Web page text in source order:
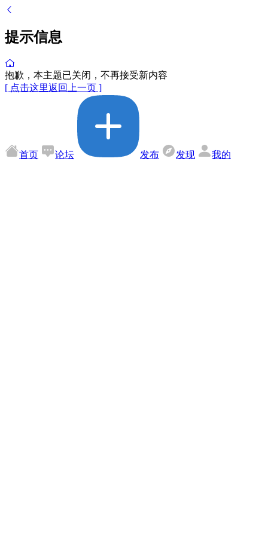
提示信息
抱歉，本主题已关闭，不再接受新内容
[ 点击这里返回上一页 ]
首页 论坛 发布 发现 我的